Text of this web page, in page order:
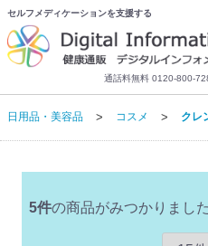
セルフメディケーションを支援する
通話料無料 0120-800-
日用品・美容品 コスメ クレ
5件の商品がみつかりました